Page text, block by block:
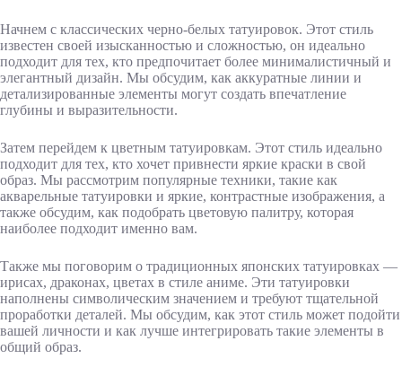
Начнем с классических черно-белых татуировок. Этот стиль
известен своей изысканностью и сложностью, он идеально
подходит для тех, кто предпочитает более минималистичный и
элегантный дизайн. Мы обсудим, как аккуратные линии и
детализированные элементы могут создать впечатление
глубины и выразительности.
Затем перейдем к цветным татуировкам. Этот стиль идеально
подходит для тех, кто хочет привнести яркие краски в свой
образ. Мы рассмотрим популярные техники, такие как
акварельные татуировки и яркие, контрастные изображения, а
также обсудим, как подобрать цветовую палитру, которая
наиболее подходит именно вам.
Также мы поговорим о традиционных японских татуировках —
ирисах, драконах, цветах в стиле аниме. Эти татуировки
наполнены символическим значением и требуют тщательной
проработки деталей. Мы обсудим, как этот стиль может подойти
вашей личности и как лучше интегрировать такие элементы в
общий образ.